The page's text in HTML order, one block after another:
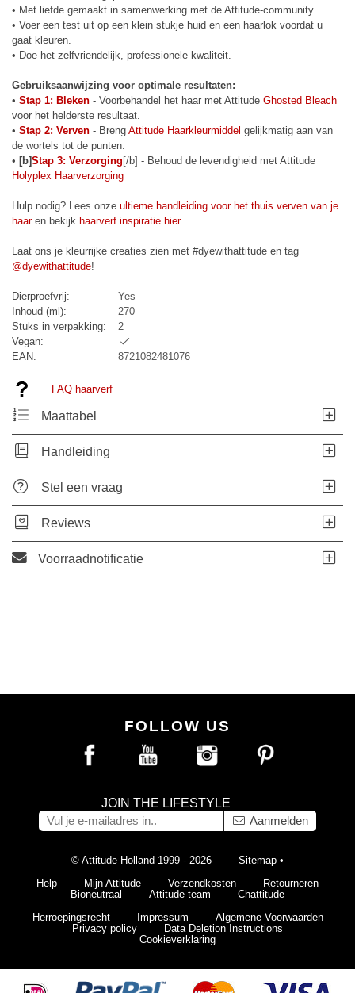
• Met liefde gemaakt in samenwerking met de Attitude-community
• Voer een test uit op een klein stukje huid en een haarlok voordat u
gaat kleuren.
• Doe-het-zelfvriendelijk, professionele kwaliteit.
Gebruiksaanwijzing voor optimale resultaten:
• Stap 1: Bleken - Voorbehandel het haar met Attitude Ghosted Bleach
voor het helderste resultaat.
• Stap 2: Verven - Breng Attitude Haarkleurmiddel gelijkmatig aan van
de wortels tot de punten.
• [b]Stap 3: Verzorging [/b] - Behoud de levendigheid met Attitude
Holyplex Haarverzorging
Hulp nodig? Lees onze ultieme handleiding voor het thuis verven van je
haaren bekijk haarverf inspiratie hier.
Laat ons je kleurrijke creaties zien met #dyewithattitude en tag
@dyewithattitude!
Dierproefvrij:
Yes
Inhoud (ml):
270
Stuks in verpakking:
2
Vegan:
EAN:
8721082481076
FAQ haarverf
Maattabel
Handleiding
Stel een vraag
Reviews
Voorraadnotificatie
FOLLOW US
JOIN THE LIFESTYLE
Aanmelden
© Attitude Holland 1999 - 2026 Sitemap •
Help
Mijn Attitude Verzendkosten
Retourneren
Bioneutraal
Attitude team
Chattitude
Herroepingsrecht
Impressum
Algemene Voorwaarden
Privacy policy
Data Deletion Instructions
Cookieverklaring